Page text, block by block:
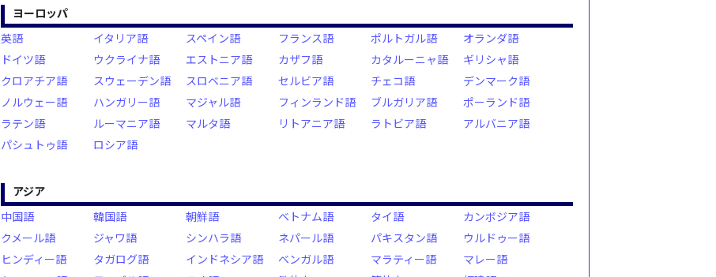
ヨーロッパ
英語
イタリア語 スペイン語 フランス語 ポルトガル語
オランダ語
ドイツ語
ウクライナ語 エストニア語 カザフ語 カタルーニャ語
ギリシャ語
クロアチア語
スウェーデン語 スロベニア語 セルビア語 チェコ語
デンマーク語
ノルウェー語
ハンガリー語 マジャル語 フィンランド語 ブルガリア語
ポーランド語
ラテン語
ルーマニア語 マルタ語 リトアニア語 ラトビア語
アルバニア語
パシュトゥ語
ロシア語
アジア
中国語
韓国語 朝鮮語 ベトナム語 タイ語
カンボジア語
クメール語
ジャワ語 シンハラ語 ネパール語 パキスタン語
ウルドゥー語
ヒンディー語
タガログ語 インドネシア語 ベンガル語 マラティー語
マレー語